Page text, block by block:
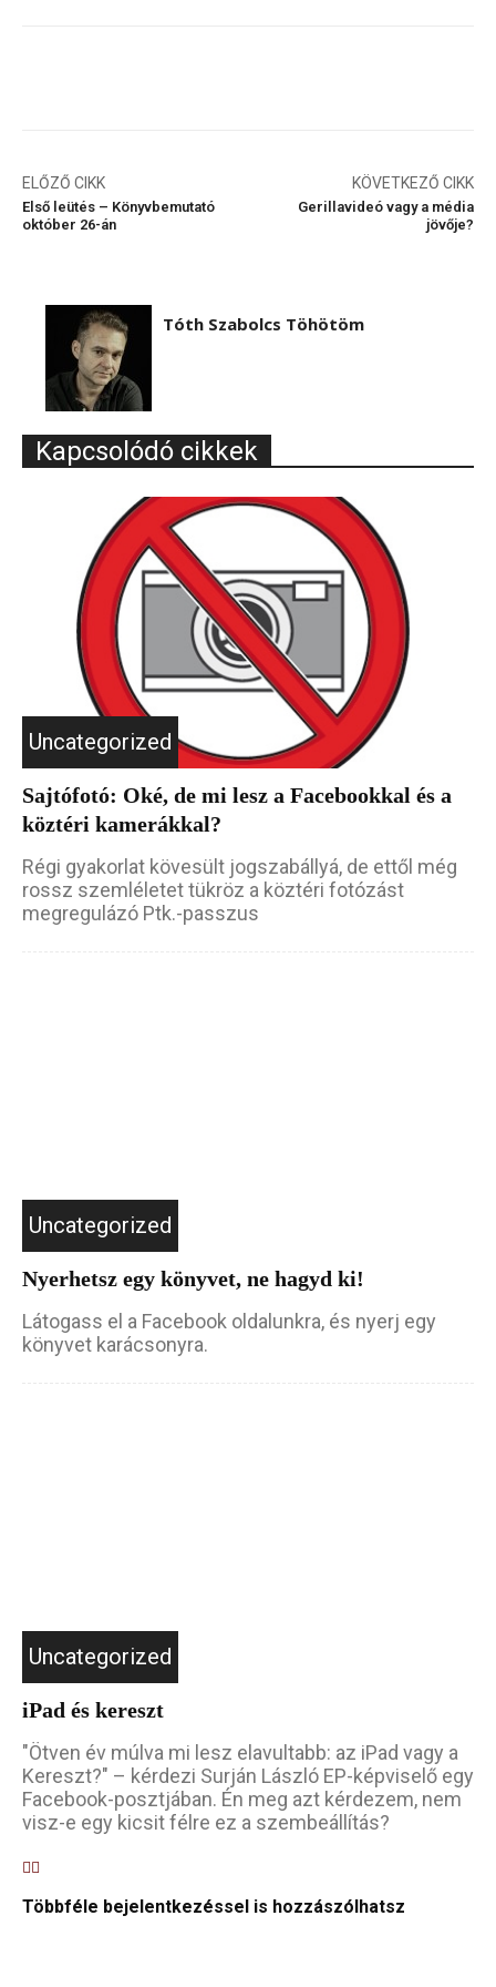
ELŐZŐ CIKK
Első leütés – Könyvbemutató
október 26-án
KÖVETKEZŐ CIKK
Gerillavideó vagy a média
jövője?
Tóth Szabolcs Töhötöm
Kapcsolódó cikkek
Uncategorized
Sajtófotó: Oké, de mi lesz a Facebookkal és a
köztéri kamerákkal?
Régi gyakorlat kövesült jogszabállyá, de ettől még
rossz szemléletet tükröz a köztéri fotózást
megregulázó Ptk.-passzus
Uncategorized
Nyerhetsz egy könyvet, ne hagyd ki!
Látogass el a Facebook oldalunkra, és nyerj egy
könyvet karácsonyra.
Uncategorized
iPad és kereszt
"Ötven év múlva mi lesz elavultabb: az iPad vagy a
Kereszt?" – kérdezi Surján László EP-képviselő egy
Facebook-posztjában. Én meg azt kérdezem, nem
visz-e egy kicsit félre ez a szembeállítás?
Többféle bejelentkezéssel is hozzászólhatsz